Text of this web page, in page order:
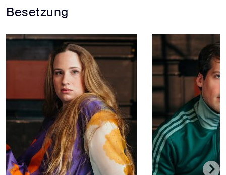
Besetzung